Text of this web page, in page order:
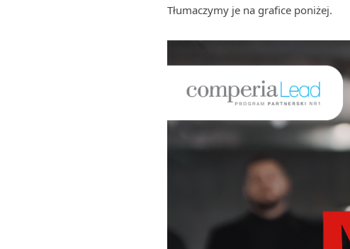
Tłumaczymy je na grafice poniżej.